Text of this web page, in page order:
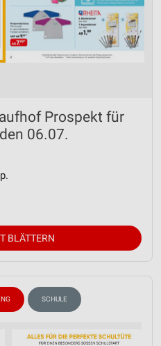
Prospekt für
06.07.
BLÄTTERN
SCHULE